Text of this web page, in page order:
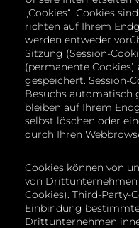
„Cookies“. Cookies
richten auf Ihrem
werden entweder
Sitzung (Session-
(permanente
gespeichert. Session-
Besuchs automatisch
bleiben auf Ihrem
selbst löschen oder
durch Ihren
Cookies können von
von
Cookies). Third-Party-
Einbindung
Drittunternehmen